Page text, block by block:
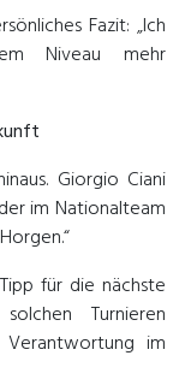
Fazit: „Ich
Niveau mehr
Giorgio Ciani
im Nationalteam
für die nächste
Turnieren
im